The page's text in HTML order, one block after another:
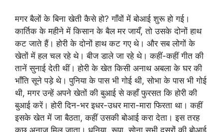
मगर बैलों के बिना खेती कैसे हो? गाँवों में बोआई शुरू हो गई।
कार्तिक के महीने में किसान के बैल मर जायँ, तो उसके दोनों हाथ
कट जाते हैं। होरी के दोनों हाथ कट गए थे। और सब लोगों के
खेतों में हल चल रहे थे। बीज डाले जा रहे थे। कहीं-कहीं गीत की
तानें सुनाई देती थीं। होरी के खेत किसी अनाथ अबला के घर की
भाँति सूने पड़े थे। पुनिया के पास भी गोई थी, सोभा के पास भी गोई
थी, मगर उन्हें अपने खेतों की बुआई से कहाँ फुरसत कि होरी की
बुआई करें। होरी दिन-भर इधर-उधर मारा-मारा फिरता था। कहीं
इसके खेत में जा बैठता, कहीं उसकी बोआई करा देता। इस तरह
कुछ अनाज मिल जाता। धनिया, रूपा, सोना सभी दूसरों की बोआई